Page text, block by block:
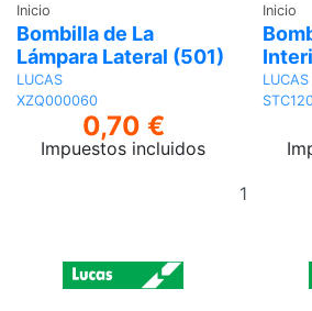
Inicio
Bombilla de La
Lámpara Lateral (501)
LUCAS
XZQ000060
0,70 €
Impuestos incluidos
Inicio
LUCAS